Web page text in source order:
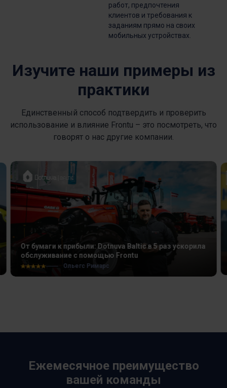
работ, предпочтения
клиентов и требования к
заданиям прямо на своих
мобильных устройствах.
Изучите наши примеры из
практики
Единственный способ подтвердить и проверить
использование и влияние Frontu – это посмотреть, что
говорят о нас другие компании.
От бумаги к прибыли: Dotnuva Baltic в 5 раз ускорила
обслуживание с помощью Frontu
Ольегс Римарс
Ежемесячное преимущество
вашей команды